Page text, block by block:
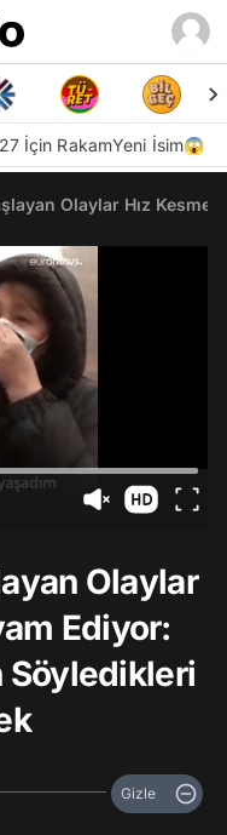
İçin RakamYeni İsim😱
Olaylar Hız
Olaylar
Ediyor:
Söyledikleri
Gizle